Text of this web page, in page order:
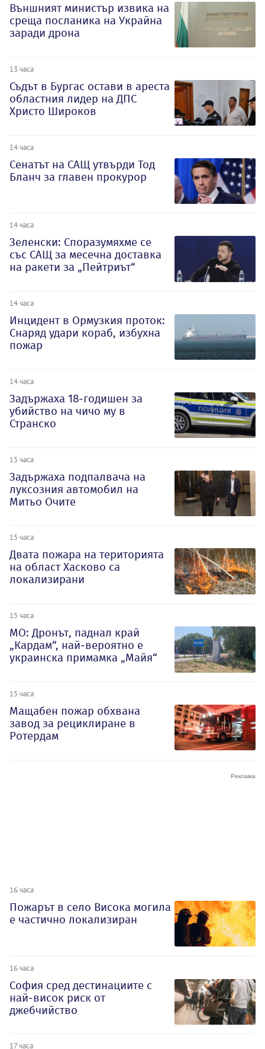
Външният министър извика на
среща посланика на Украйна
заради дрона
13 часа
Съдът в Бургас остави в ареста
областния лидер на ДПС
Христо Широков
14 часа
Сенатът на САЩ утвърди Тод
Бланч за главен прокурор
14 часа
Зеленски: Споразумяхме се
със САЩ за месечна доставка
на ракети за „Пейтриът“
14 часа
Инцидент в Ормузкия проток:
Снаряд удари кораб, избухна
пожар
14 часа
Задържаха 18-годишен за
убийство на чичо му в
Странско
15 часа
Задържаха подпалвача на
луксозния автомобил на
Митьо Очите
15 часа
Двата пожара на територията
на област Хасково са
локализирани
15 часа
МО: Дронът, паднал край
„Кардам“, най-вероятно е
украинска примамка „Майя“
15 часа
Мащабен пожар обхвана
завод за рециклиране в
Ротердам
16 часа
Пожарът в село Висока могила
е частично локализиран
16 часа
София сред дестинациите с
най-висок риск от
джебчийство
17 часа